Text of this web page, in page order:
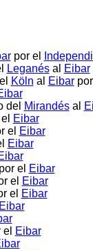
por el
Leganésal Eibar
Köln al Eibarpor
del Mirandésal
Eibar
el Eibar
Eibar
el Eibar
el Eibar
el Eibar
Eibar
Eibar